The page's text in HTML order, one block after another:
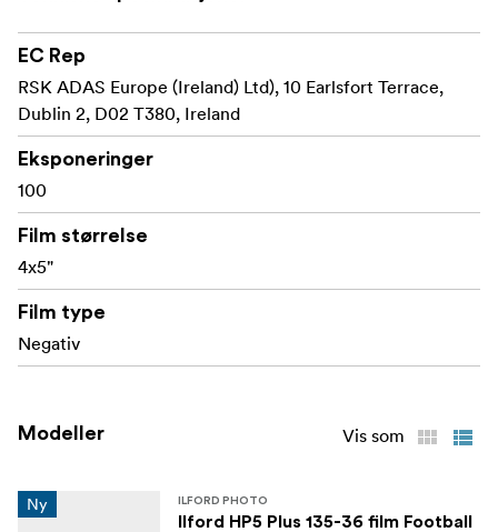
EC Rep
RSK ADAS Europe (Ireland) Ltd), 10 Earlsfort Terrace,
Dublin 2, D02 T380, Ireland
Eksponeringer
100
Film størrelse
4x5"
Film type
Negativ
Modeller Vis som
Ny ILFORD PHOTO
Ilford HP5 Plus 135-36 film Football